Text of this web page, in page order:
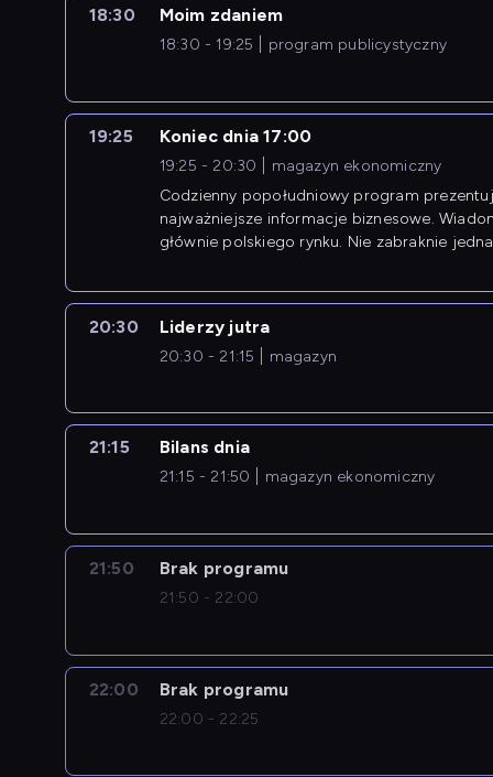
18:30 Moim zdaniem
18:30 - 19:25 program publicystyczny
19:25 Koniec dnia 17:00
19:25 - 20:30
magazyn ekonomiczny
Codzienny popołudniowy program
najważniejsze informacje biznesowe.
głównie polskiego rynku. Nie zabraknie
20:30 Liderzy jutra
20:30 - 21:15 magazyn
21:15 Bilans dnia
21:15 - 21:50 magazyn ekonomiczny
21:50 Brak programu
21:50 - 22:00
22:00 Brak programu
22:00 - 22:25